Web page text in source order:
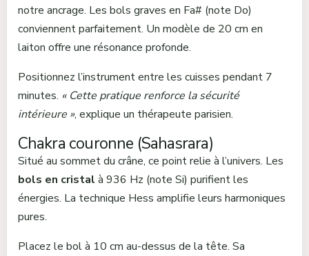
notre ancrage. Les bols graves en Fa# (note Do)
conviennent parfaitement. Un modèle de 20 cm en
laiton offre une résonance profonde.
Positionnez l’instrument entre les cuisses pendant 7
minutes. « Cette pratique renforce la sécurité
intérieure », explique un thérapeute parisien.
Chakra couronne (Sahasrara)
Situé au sommet du crâne, ce point relie à l’univers. Les
bols en cristal à 936 Hz (note Si) purifient les
énergies. La technique Hess amplifie leurs harmoniques
pures.
Placez le bol à 10 cm au-dessus de la tête. Sa